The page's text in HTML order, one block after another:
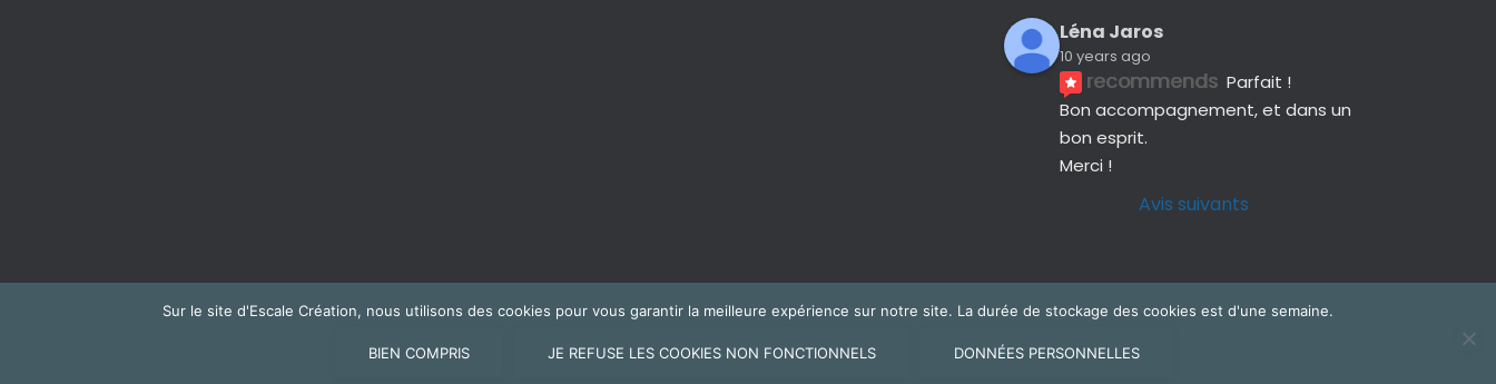
Léna Jaros
10 years ago
recommends Parfait !
Bon accompagnement, et dans un
bon esprit.
Merci !
Avis suivants
Sur le site d'Escale Création, nous utilisons des cookies pour vous garantir la meilleure expérience sur notre site. La durée de stockage des cookies est d'une semaine.
BIEN COMPRIS JE REFUSE LES COOKIES NON FONCTIONNELS DONNÉES PERSONNELLES